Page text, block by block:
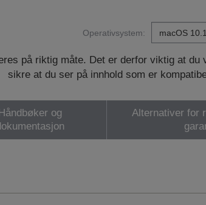
Operativsystem:
på riktig måte. Det er derfor viktig at du
sikre at du ser på innhold som er
Håndbøker og
Alternativer for